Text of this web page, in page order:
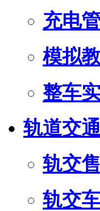
充电
模拟
整车
轨道交
轨交
轨交